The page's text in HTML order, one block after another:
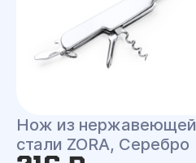
Нож из нержавеющей
стали ZORA, Серебро